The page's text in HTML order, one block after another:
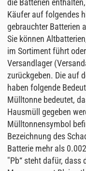
die Batterien
Käufer auf folgendes
gebrauchter Batterien
Sie können
im Sortiment führt
Versandlager
zurückgeben. Die auf
haben folgende
Mülltonne bedeutet,
Hausmüll gegeben
Mülltonnensymbol
Bezeichnung des
Batterie mehr als
"Pb“ steht dafür, dass